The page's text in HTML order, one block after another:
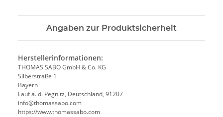
Angaben zur Produktsicherheit
Herstellerinformationen:
THOMAS SABO GmbH & Co. KG
Silberstraße 1
Bayern
Lauf a. d. Pegnitz, Deutschland, 91207
info@thomassabo.com
https://www.thomassabo.com